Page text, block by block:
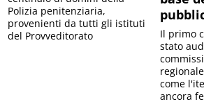
Polizia penitenziaria,
provenienti da tutti gli istituti
del Provveditorato
Il primo
stato
come
ancora